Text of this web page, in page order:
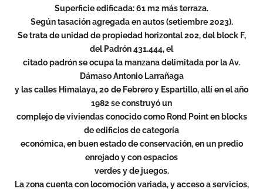
Superficie edificada: 61 m2 más terraza.
Según tasación agregada en autos (setiembre 2023).
Se trata de unidad de propiedad horizontal 202, del block F,
del Padrón 431.444, el
citado padrón se ocupa la manzana delimitada por la Av.
Dámaso Antonio Larrañaga
y las calles Himalaya, 20 de Febrero y Espartillo, allí en el año
1982 se construyó un
complejo de viviendas conocido como Rond Point en blocks
de edificios de categoría
económica, en buen estado de conservación, en un predio
enrejado y con espacios
verdes y de juegos.
La zona cuenta con locomoción variada, y acceso a servicios,